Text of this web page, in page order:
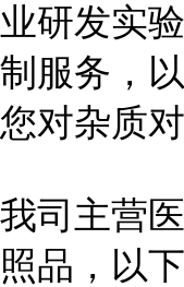
业研发实
制服务，
您对杂质
我司主营
照品，以